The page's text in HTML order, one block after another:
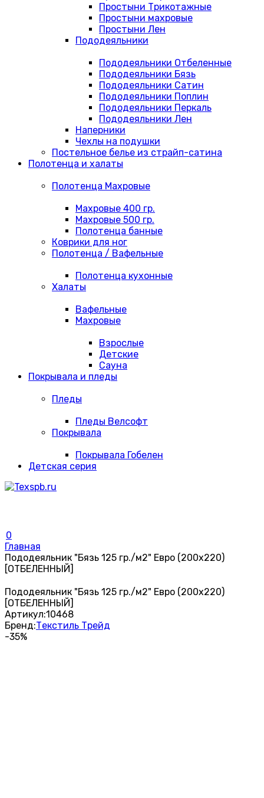
Простыни Трикотажные
Простыни махровые
Простыни Лен
Пододеяльники
Пододеяльники Отбеленные
Пододеяльники Бязь
Пододеяльники Сатин
Пододеяльники Поплин
Пододеяльники Перкаль
Пододеяльники Лен
Наперники
Чехлы на подушки
Постельное белье из страйп-сатина
Полотенца и халаты
Полотенца Махровые
Махровые 400 гр.
Махровые 500 гр.
Полотенца банные
Коврики для ног
Полотенца / Вафельные
Полотенца кухонные
Халаты
Вафельные
Махровые
Взрослые
Детские
Сауна
Покрывала и пледы
Пледы
Пледы Велсофт
Покрывала
Покрывала Гобелен
Детская серия
0
Главная
Пододеяльник "Бязь 125 гр./м2" Евро (200х220)
[ОТБЕЛЕННЫЙ]
Пододеяльник "Бязь 125 гр./м2" Евро (200х220)
[ОТБЕЛЕННЫЙ]
Артикул:10468
Бренд:Текстиль Трейд
-35%